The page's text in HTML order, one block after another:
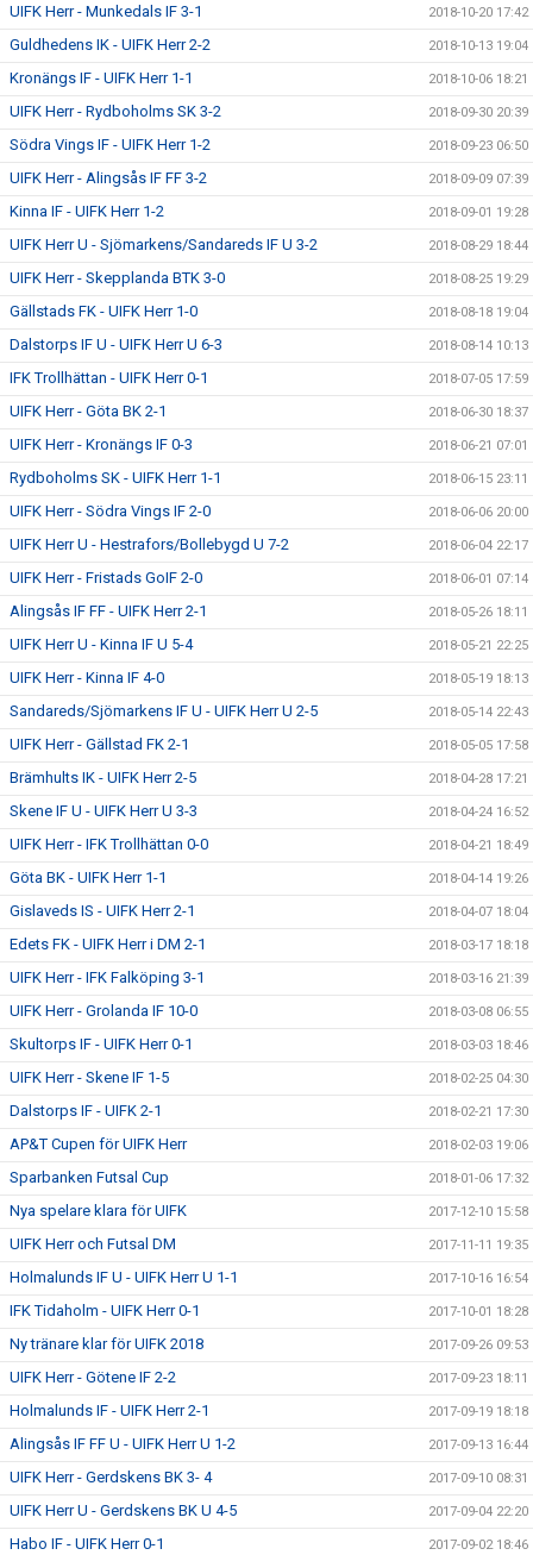
UIFK Herr - Munkedals IF 3-1 2018-10-20 17:42
Guldhedens IK - UIFK Herr 2-2 2018-10-13 19:04
Kronängs IF - UIFK Herr 1-1 2018-10-06 18:21
UIFK Herr - Rydboholms SK 3-2 2018-09-30 20:39
Södra Vings IF - UIFK Herr 1-2 2018-09-23 06:50
UIFK Herr - Alingsås IF FF 3-2 2018-09-09 07:39
Kinna IF - UIFK Herr 1-2 2018-09-01 19:28
UIFK Herr U - Sjömarkens/Sandareds IF U 3-2 2018-08-29 18:44
UIFK Herr - Skepplanda BTK 3-0 2018-08-25 19:29
Gällstads FK - UIFK Herr 1-0 2018-08-18 19:04
Dalstorps IF U - UIFK Herr U 6-3 2018-08-14 10:13
IFK Trollhättan - UIFK Herr 0-1 2018-07-05 17:59
UIFK Herr - Göta BK 2-1 2018-06-30 18:37
UIFK Herr - Kronängs IF 0-3 2018-06-21 07:01
Rydboholms SK - UIFK Herr 1-1 2018-06-15 23:11
UIFK Herr - Södra Vings IF 2-0 2018-06-06 20:00
UIFK Herr U - Hestrafors/Bollebygd U 7-2 2018-06-04 22:17
UIFK Herr - Fristads GoIF 2-0 2018-06-01 07:14
Alingsås IF FF - UIFK Herr 2-1 2018-05-26 18:11
UIFK Herr U - Kinna IF U 5-4 2018-05-21 22:25
UIFK Herr - Kinna IF 4-0 2018-05-19 18:13
Sandareds/Sjömarkens IF U - UIFK Herr U 2-5 2018-05-14 22:43
UIFK Herr - Gällstad FK 2-1 2018-05-05 17:58
Brämhults IK - UIFK Herr 2-5 2018-04-28 17:21
Skene IF U - UIFK Herr U 3-3 2018-04-24 16:52
UIFK Herr - IFK Trollhättan 0-0 2018-04-21 18:49
Göta BK - UIFK Herr 1-1 2018-04-14 19:26
Gislaveds IS - UIFK Herr 2-1 2018-04-07 18:04
Edets FK - UIFK Herr i DM 2-1 2018-03-17 18:18
UIFK Herr - IFK Falköping 3-1 2018-03-16 21:39
UIFK Herr - Grolanda IF 10-0 2018-03-08 06:55
Skultorps IF - UIFK Herr 0-1 2018-03-03 18:46
UIFK Herr - Skene IF 1-5 2018-02-25 04:30
Dalstorps IF - UIFK 2-1 2018-02-21 17:30
AP&T Cupen för UIFK Herr 2018-02-03 19:06
Sparbanken Futsal Cup 2018-01-06 17:32
Nya spelare klara för UIFK 2017-12-10 15:58
UIFK Herr och Futsal DM 2017-11-11 19:35
Holmalunds IF U - UIFK Herr U 1-1 2017-10-16 16:54
IFK Tidaholm - UIFK Herr 0-1 2017-10-01 18:28
Ny tränare klar för UIFK 2018 2017-09-26 09:53
UIFK Herr - Götene IF 2-2 2017-09-23 18:11
Holmalunds IF - UIFK Herr 2-1 2017-09-19 18:18
Alingsås IF FF U - UIFK Herr U 1-2 2017-09-13 16:44
UIFK Herr - Gerdskens BK 3- 4 2017-09-10 08:31
UIFK Herr U - Gerdskens BK U 4-5 2017-09-04 22:20
Habo IF - UIFK Herr 0-1 2017-09-02 18:46